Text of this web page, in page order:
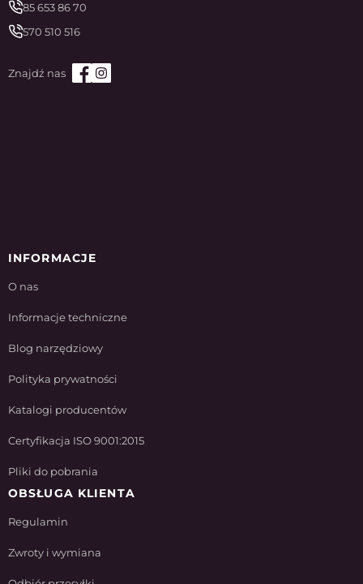
85 653 86 70
570 510 516
INFORMACJE
O nas
Informacje techniczne
Blog narzędziowy
Polityka prywatności
Katalogi producentów
Certyfikacja ISO 9001:2015
Pliki do pobrania
OBSŁUGA KLIENTA
Regulamin
Zwroty i wymiana